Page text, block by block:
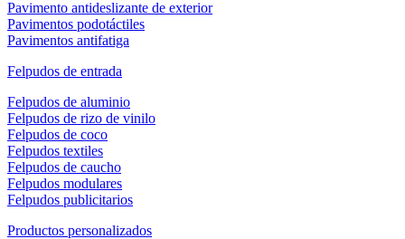
Pavimento antideslizante de exterior
Pavimentos podotáctiles
Pavimentos antifatiga
Felpudos de entrada
Felpudos de aluminio
Felpudos de rizo de vinilo
Felpudos de coco
Felpudos textiles
Felpudos de caucho
Felpudos modulares
Felpudos publicitarios
Productos personalizados